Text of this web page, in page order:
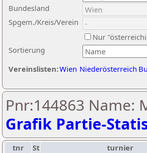
Sortierung
Bundesland
Spgem./Kreis/Verein
Nur
Vereinslisten:Wien Niederösterreich
Pnr:144863 Name:
Grafik Partie-
tnr St turnier